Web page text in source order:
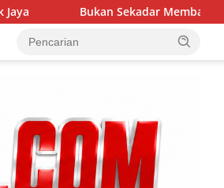
Membangun Desa, Satgas